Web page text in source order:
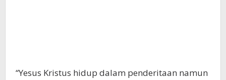
“Yesus Kristus hidup dalam penderitaan namun